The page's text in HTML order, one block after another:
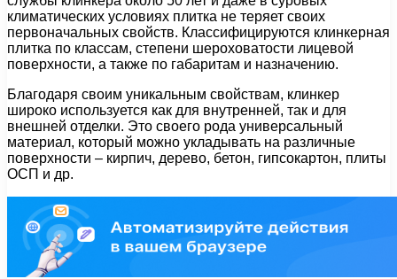
климатических условиях плитка не теряет своих
первоначальных свойств. Классифицируются клинкерная
плитка по классам, степени шероховатости лицевой
поверхности, а также по габаритам и назначению.
Благодаря своим уникальным свойствам, клинкер
широко используется как для внутренней, так и для
внешней отделки. Это своего рода универсальный
материал, который можно укладывать на различные
поверхности – кирпич, дерево, бетон, гипсокартон, плиты
ОСП и др.